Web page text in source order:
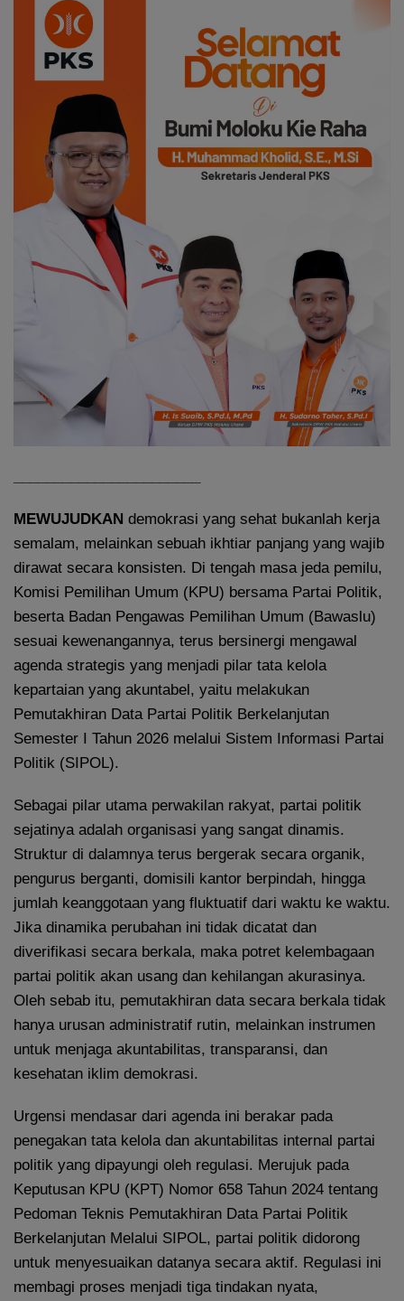
MEWUJUDKAN demokrasi yang sehat bukanlah kerja
semalam, melainkan sebuah ikhtiar panjang yang wajib
dirawat secara konsisten. Di tengah masa jeda pemilu,
Komisi Pemilihan Umum (KPU) bersama Partai Politik,
beserta Badan Pengawas Pemilihan Umum (Bawaslu)
sesuai kewenangannya, terus bersinergi mengawal
agenda strategis yang menjadi pilar tata kelola
kepartaian yang akuntabel, yaitu melakukan
Pemutakhiran Data Partai Politik Berkelanjutan
Semester I Tahun 2026 melalui Sistem Informasi Partai
Politik (SIPOL).
Sebagai pilar utama perwakilan rakyat, partai politik
sejatinya adalah organisasi yang sangat dinamis.
Struktur di dalamnya terus bergerak secara organik,
pengurus berganti, domisili kantor berpindah, hingga
jumlah keanggotaan yang fluktuatif dari waktu ke waktu.
Jika dinamika perubahan ini tidak dicatat dan
diverifikasi secara berkala, maka potret kelembagaan
partai politik akan usang dan kehilangan akurasinya.
Oleh sebab itu, pemutakhiran data secara berkala tidak
hanya urusan administratif rutin, melainkan instrumen
untuk menjaga akuntabilitas, transparansi, dan
kesehatan iklim demokrasi.
Urgensi mendasar dari agenda ini berakar pada
penegakan tata kelola dan akuntabilitas internal partai
politik yang dipayungi oleh regulasi. Merujuk pada
Keputusan KPU (KPT) Nomor 658 Tahun 2024 tentang
Pedoman Teknis Pemutakhiran Data Partai Politik
Berkelanjutan Melalui SIPOL, partai politik didorong
untuk menyesuaikan datanya secara aktif. Regulasi ini
membagi proses menjadi tiga tindakan nyata,